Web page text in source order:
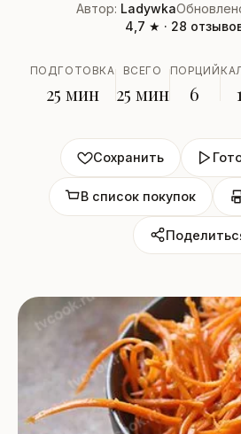
Автор: Ladywka
4,7 ★ · 28
ПОДГОТОВКА
25 мин
ВСЕГО
25 мин
ПОРЦИЙ
6
Сохранить
В список покупок